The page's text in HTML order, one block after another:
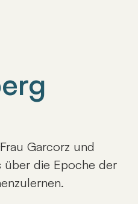
Garcorz und
über die Epoche der